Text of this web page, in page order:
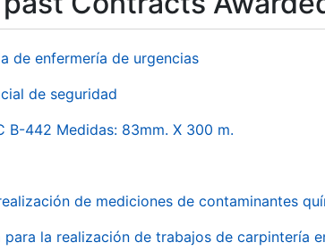
de enfermería de urgencias
de seguridad
B-442 Medidas: 83mm. X 300 m.
de mediciones de contaminantes
la realización de trabajos de carpintería